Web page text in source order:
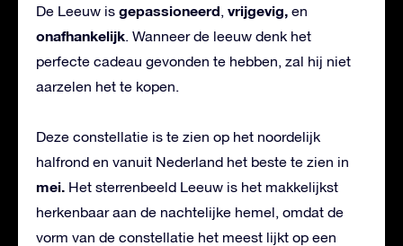
De Leeuw is gepassioneerd, vrijgevig, en
onafhankelijk. Wanneer de leeuw denk het
perfecte cadeau gevonden te hebben, zal hij niet
aarzelen het te kopen.
Deze constellatie is te zien op het noordelijk
halfrond en vanuit Nederland het beste te zien in
mei. Het sterrenbeeld Leeuw is het makkelijkst
herkenbaar aan de nachtelijke hemel, omdat de
vorm van de constellatie het meest lijkt op een